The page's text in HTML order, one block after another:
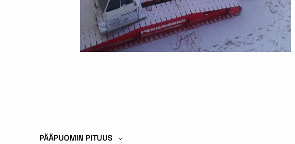
PÄÄPUOMIN PITUUS